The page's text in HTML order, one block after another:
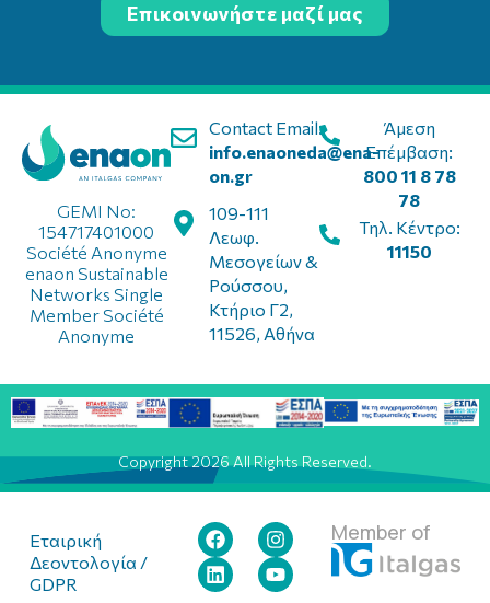
Επικοινωνήστε μαζί μας
Contact Email:
info.enaoneda@ena-
on.gr
109-111
Λεωφ.
Μεσογείων &
Ρούσσου,
Κτήριο Γ2,
11526, Αθήνα
GEMI No:
154717401000
Société Anonyme
enaon Sustainable
Networks Single
Member Société
Anonyme
Άμεση
Επέμβαση:
800 11 8 78
78
Τηλ. Κέντρο:
11150
Copyright 2026 All Rights Reserved.
Εταιρική
Δεοντολογία /
GDPR
Member of